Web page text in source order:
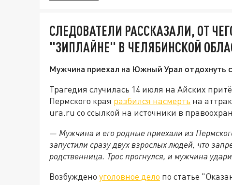
СЛЕДОВАТЕЛИ РАССКАЗАЛИ, ОТ
"ЗИПЛАЙНЕ" В ЧЕЛЯБИНСКОЙ
Мужчина приехал на Южный Урал отдохнуть
Трагедия случилась 14 июля на Айских
Пермского края разбился насмерть на
ura.ru со ссылкой на источники в
— Мужчина и его родные приехали из
запустили сразу двух взрослых людей, что
родственница. Трос прогнулся, и мужчина
Возбуждено уголовное дело по статье